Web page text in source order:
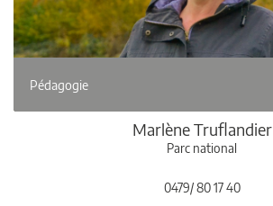
Pédagogie
Marlène Truflandier
Parc national
0479/ 80 17 40